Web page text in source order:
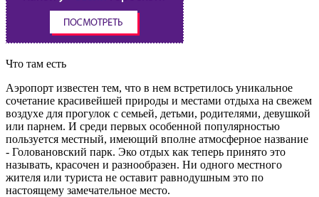
Что там есть
Аэропорт известен тем, что в нем встретилось уникальное
сочетание красивейшей природы и местами отдыха на свежем
воздухе для прогулок с семьей, детьми, родителями, девушкой
или парнем. И среди первых особенной популярностью
пользуется местный, имеющий вполне атмосферное название
- Головановский парк. Эко отдых как теперь принято это
называть, красочен и разнообразен. Ни одного местного
жителя или туриста не оставит равнодушным это по
настоящему замечательное место.